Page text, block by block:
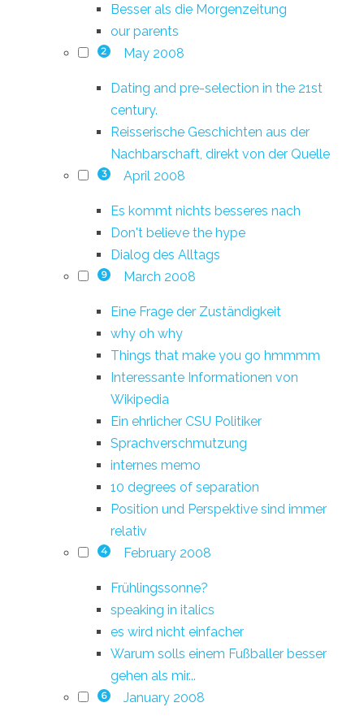
Besser als die Morgenzeitung
our parents
2 May 2008
Dating and pre-selection in the 21st
century.
Reisserische Geschichten aus der
Nachbarschaft, direkt von der Quelle
3 April 2008
Es kommt nichts besseres nach
Don't believe the hype
Dialog des Alltags
9 March 2008
Eine Frage der Zuständigkeit
why oh why
Things that make you go hmmmm
Interessante Informationen von
Wikipedia
Ein ehrlicher CSU Politiker
Sprachverschmutzung
internes memo
10 degrees of separation
Position und Perspektive sind immer
relativ
4 February 2008
Frühlingssonne?
speaking in italics
es wird nicht einfacher
Warum solls einem Fußballer besser
gehen als mir...
6 January 2008